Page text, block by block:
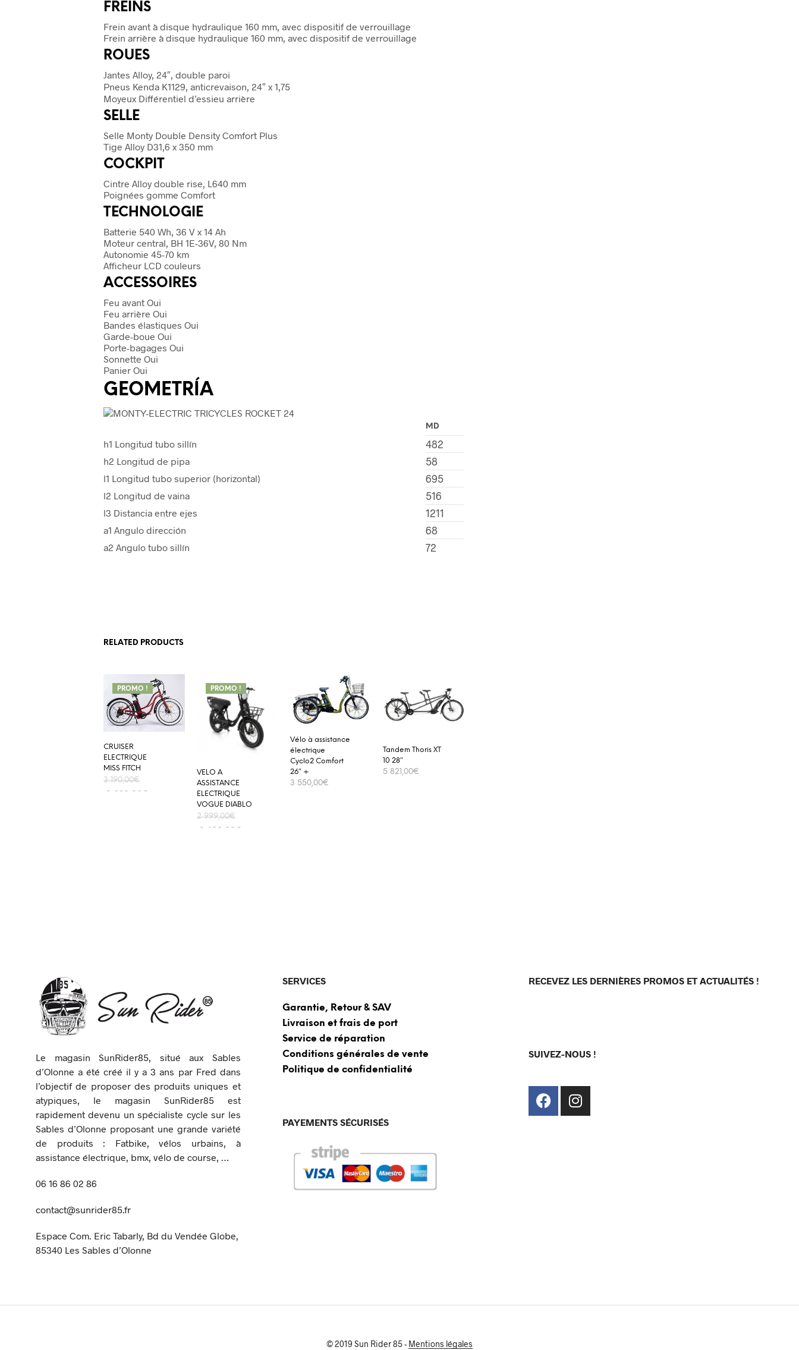
FREINS
Frein avant à disque hydraulique 160 mm, avec dispositif de verrouillage
Frein arrière à disque hydraulique 160 mm, avec dispositif de verrouillage
ROUES
Jantes Alloy, 24″, double paroi
Pneus Kenda K1129, anticrevaison, 24″ x 1,75
Moyeux Différentiel d’essieu arrière
SELLE
Selle Monty Double Density Comfort Plus
Tige Alloy D31,6 x 350 mm
COCKPIT
Cintre Alloy double rise, L640 mm
Poignées gomme Comfort
TECHNOLOGIE
Batterie 540 Wh, 36 V x 14 Ah
Moteur central, BH 1E-36V, 80 Nm
Autonomie 45-70 km
Afficheur LCD couleurs
ACCESSOIRES
Feu avant Oui
Feu arrière Oui
Bandes élastiques Oui
Garde-boue Oui
Porte-bagages Oui
Sonnette Oui
Panier Oui
GEOMETRÍA
MD
h1 Longitud tubo sillín 482
h2 Longitud de pipa 58
l1 Longitud tubo superior (horizontal) 695
l2 Longitud de vaina 516
l3 Distancia entre ejes 1211
a1 Angulo dirección 68
a2 Angulo tubo sillín 72
RELATED PRODUCTS
PROMO !
CRUISER
ELECTRIQUE
MISS FITCH
3 190,00€
2 490,00 €
PROMO !
VELO A
ASSISTANCE
ELECTRIQUE
VOGUE DIABLO
2 999,00€
2 699,00 €
Vélo à assistance
électrique
Cyclo2 Comfort
26″ +
3 550,00€
Tandem Thoris XT
10 28″
5 821,00€
Le magasin SunRider85, situé aux Sables
d’Olonne a été créé il y a 3 ans par Fred dans
l’objectif de proposer des produits uniques et
atypiques, le magasin SunRider85 est
rapidement devenu un spécialiste cycle sur les
Sables d’Olonne proposant une grande variété
de produits : Fatbike, vélos urbains, à
assistance électrique, bmx, vélo de course, …
06 16 86 02 86
contact@sunrider85.fr
Espace Com. Eric Tabarly, Bd du Vendée Globe,
85340 Les Sables d’Olonne
SERVICES
Garantie, Retour & SAV
Livraison et frais de port
Service de réparation
Conditions générales de vente
Politique de confidentialité
PAYEMENTS SÉCURISÉS
RECEVEZ LES DERNIÈRES PROMOS ET ACTUALITÉS !
SUIVEZ-NOUS !
© 2019 Sun Rider 85 - Mentions légales